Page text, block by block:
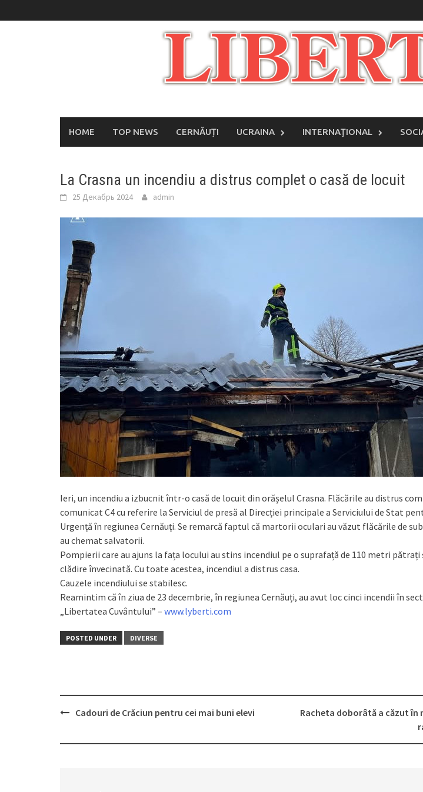
to
HOME TOP NEWS CERNĂUȚI UCRAINA INTERNAŢIONAL
La Crasna un incendiu a distrus complet o casă de locuit
25 Декабрь 2024 admin
Ieri, un incendiu a izbucnit într-o casă de locuit din orășelul Crasna. Flăcările au distrus
comunicat C4 cu referire la Serviciul de presă al Direcției principale a Serviciului de Stat
Urgență în regiunea Cernăuți. Se remarcă faptul că martorii oculari au văzut flăcările de
au chemat salvatorii.
Pompierii care au ajuns la fața locului au stins incendiul pe o suprafață de 110 metri pătrați
clădire învecinată. Cu toate acestea, incendiul a distrus casa.
Cauzele incendiului se stabilesc.
Reamintim că în ziua de 23 decembrie, în regiunea Cernăuți, au avut loc cinci incendii în
„Libertatea Cuvântului” – www.lyberti.com
POSTED UNDER DIVERSE
navigation
Cadouri de Crăciun pentru cei mai buni elevi
Racheta doborâtă a căzut în